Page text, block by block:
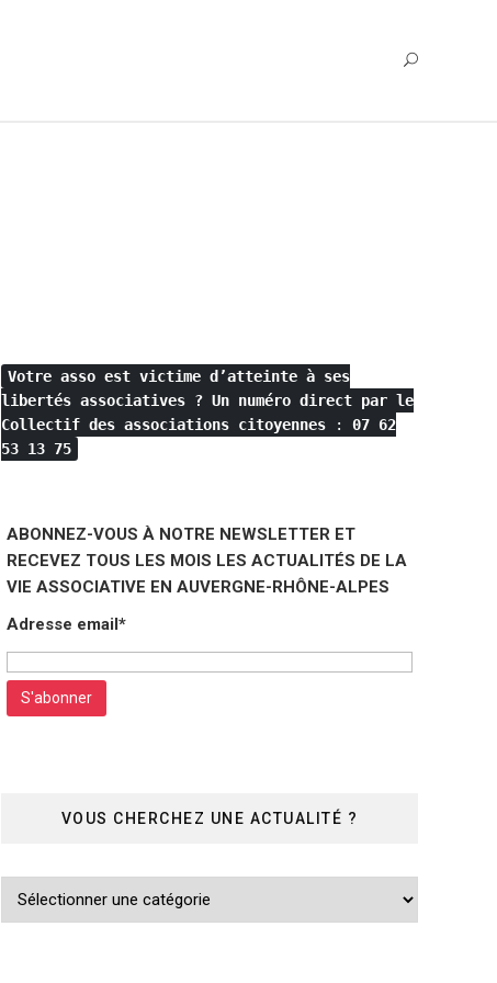
Votre asso est victime d’atteinte à ses
libertés associatives ? Un numéro direct par le
Collectif des associations citoyennes : 07 62
53 13 75
ABONNEZ-VOUS À NOTRE NEWSLETTER ET
RECEVEZ TOUS LES MOIS LES ACTUALITÉS DE LA
VIE ASSOCIATIVE EN AUVERGNE-RHÔNE-ALPES
Adresse email*
VOUS CHERCHEZ UNE ACTUALITÉ ?
Vous